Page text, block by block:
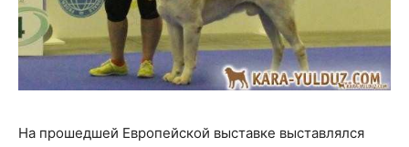
На прошедшей Европейской выставке выставлялся